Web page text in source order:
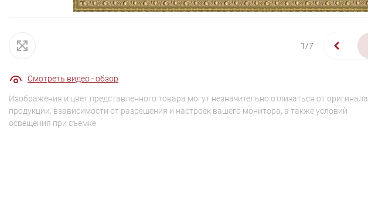
1/7
Смотреть видео - обзор
Изображения и цвет представленного товара могут незначительно отличаться от оригинала
продукции, взависимости от разрешения и настроек вашего монитора, а также условий
освещения при съемке